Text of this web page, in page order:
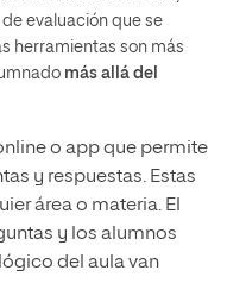
evaluación que se
herramientas son más
más allá del
o app que permite
y respuestas. Estas
área o materia. El
y los alumnos
del aula van